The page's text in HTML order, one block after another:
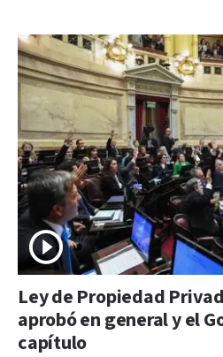
Ley de Propiedad
aprobó en general y el
capítulo